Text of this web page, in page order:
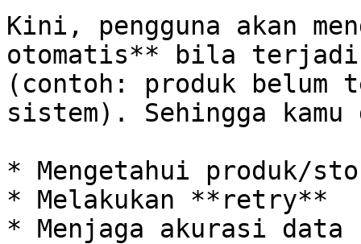
Kini, pengguna akan
otomatis** bila terjadi
(contoh: produk
sistem). Sehingga
* Mengetahui produk/
* Melakukan **retry**
* Menjaga akurasi data